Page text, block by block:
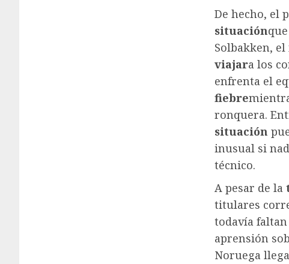
De hecho, el
situación
Solbakken,
viajara los
enfrenta el
fiebre
ronquera.
situación
inusual si
técnico.
A pesar de la
titulares
todavía
aprensión
Noruega